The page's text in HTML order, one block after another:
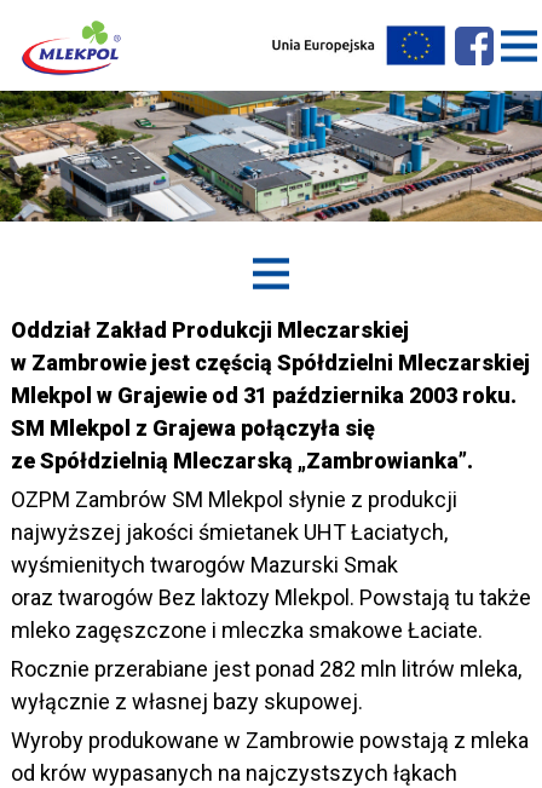
Oddział Zakład Produkcji Mleczarskiej
w Zambrowie jest częścią Spółdzielni Mleczarskiej
Mlekpol w Grajewie od 31 października 2003 roku.
SM Mlekpol z Grajewa połączyła się
ze Spółdzielnią Mleczarską „Zambrowianka”.
OZPM Zambrów SM Mlekpol słynie z produkcji
najwyższej jakości śmietanek UHT Łaciatych,
wyśmienitych twarogów Mazurski Smak
oraz twarogów Bez laktozy Mlekpol. Powstają tu także
mleko zagęszczone i mleczka smakowe Łaciate.
Rocznie przerabiane jest ponad 282 mln litrów mleka,
wyłącznie z własnej bazy skupowej.
Wyroby produkowane w Zambrowie powstają z mleka
od krów wypasanych na najczystszych łąkach